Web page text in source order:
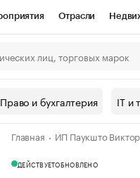
Отрасли
Спецпроекты Проверка
наличной валюты
Право и бухгалтерия IT и
Главная ИП Паукшто
ДЕЙСТВУЕТОБНОВЛЕНО